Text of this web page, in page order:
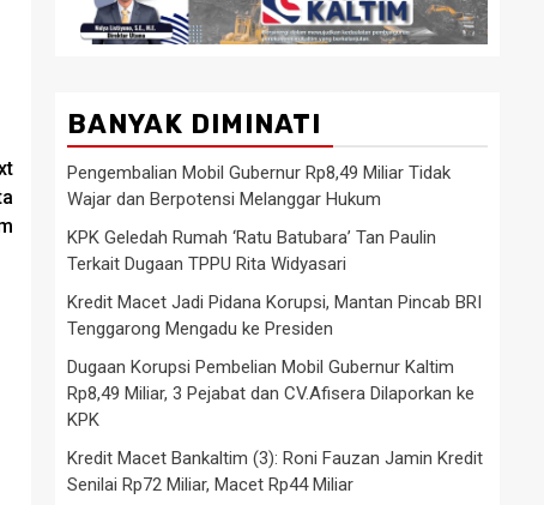
BANYAK DIMINATI
Pengembalian Mobil Gubernur Rp8,49 Miliar Tidak
Wajar dan Berpotensi Melanggar Hukum
KPK Geledah Rumah ‘Ratu Batubara’ Tan Paulin
Terkait Dugaan TPPU Rita Widyasari
Kredit Macet Jadi Pidana Korupsi, Mantan Pincab BRI
Tenggarong Mengadu ke Presiden
Dugaan Korupsi Pembelian Mobil Gubernur Kaltim
Rp8,49 Miliar, 3 Pejabat dan CV.Afisera Dilaporkan ke
KPK
Kredit Macet Bankaltim (3): Roni Fauzan Jamin Kredit
Senilai Rp72 Miliar, Macet Rp44 Miliar